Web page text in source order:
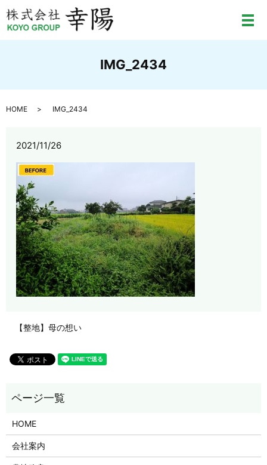
メ
IMG_2434
HOME IMG_2434
2021/11/26
【整地】母の想い
HOME
会社案内